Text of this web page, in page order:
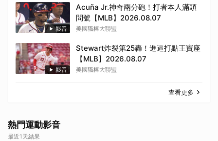
影音
Acuña Jr.神奇兩分砲！打者本人滿頭
問號【MLB】2026.08.07
美國職棒大聯盟
影音
Stewart炸裂第25轟！進逼打點王寶座
【MLB】2026.08.07
美國職棒大聯盟
查看更多
熱門運動影音
最近1天結果